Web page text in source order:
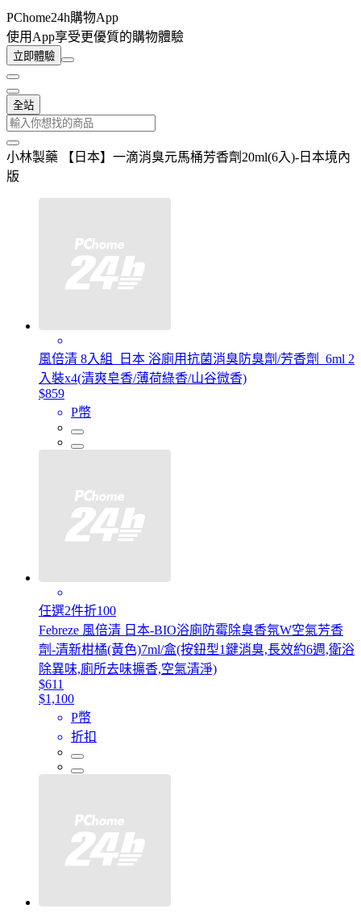
PChome24h購物App
使用App享受更優質的購物體驗
立即體驗
全站
小林製藥 【日本】一滴消臭元馬桶芳香劑20ml(6入)-日本境內
版
風倍清 8入組_日本 浴廁用抗菌消臭防臭劑/芳香劑_6ml 2
入裝x4(清爽皂香/薄荷綠香/山谷微香)
$859
P幣
任選2件折100
Febreze 風倍清 日本-BIO浴廁防霉除臭香氛W空氣芳香
劑-清新柑橘(黃色)7ml/盒(按鈕型1鍵消臭,長效約6週,衛浴
除異味,廁所去味擴香,空氣清淨)
$611
$1,100
P幣
折扣